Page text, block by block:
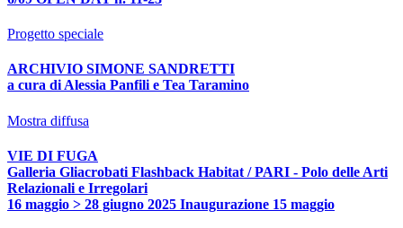
Progetto speciale
ARCHIVIO SIMONE SANDRETTI
a cura di Alessia Panfili e Tea Taramino
Mostra diffusa
VIE DI FUGA
Galleria Gliacrobati Flashback Habitat / PARI - Polo delle Arti
Relazionali e Irregolari
16 maggio > 28 giugno 2025 Inaugurazione 15 maggio